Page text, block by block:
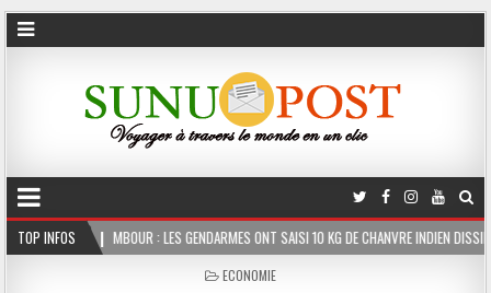
TOP INFOS
: LES GENDARMES ONT SAISI 10 KG DE CHANVRE INDIEN DISSIMULÉS DANS LE COFFRE
POSTED
ECONOMIE